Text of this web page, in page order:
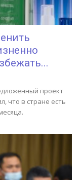
проект
что в стране есть